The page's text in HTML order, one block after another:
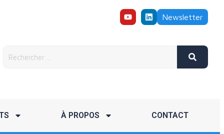
Newsletter
À PROPOS CONTACT